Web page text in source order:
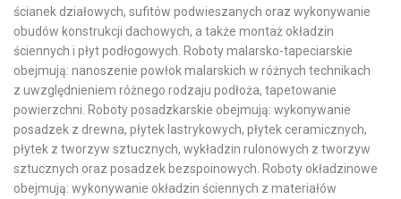
ścianek działowych, sufitów podwieszanych oraz wykonywanie
obudów konstrukcji dachowych, a także montaż okładzin
ściennych i płyt podłogowych. Roboty malarsko-tapeciarskie
obejmują: nanoszenie powłok malarskich w różnych technikach
z uwzględnieniem różnego rodzaju podłoża, tapetowanie
powierzchni. Roboty posadzkarskie obejmują: wykonywanie
posadzek z drewna, płytek lastrykowych, płytek ceramicznych,
płytek z tworzyw sztucznych, wykładzin rulonowych z tworzyw
sztucznych oraz posadzek bezspoinowych. Roboty okładzinowe
obejmują: wykonywanie okładzin ściennych z materiałów